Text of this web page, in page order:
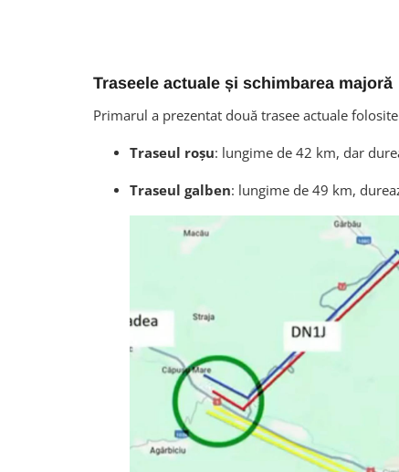
Traseele actuale și schimbarea majoră
Primarul a prezentat două trasee actuale
Traseul roșu: lungime de 42 km, dar
Traseul galben: lungime de 49 km,